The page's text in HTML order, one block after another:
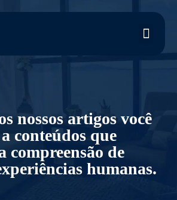
nossos artigos você
conteúdos que
compreensão de
humanas.